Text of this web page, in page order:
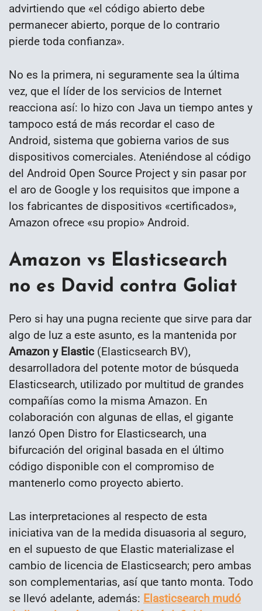
advirtiendo que «el código abierto debe
permanecer abierto, porque de lo contrario
pierde toda confianza».
No es la primera, ni seguramente sea la última
vez, que el líder de los servicios de Internet
reacciona así: lo hizo con Java un tiempo antes y
tampoco está de más recordar el caso de
Android, sistema que gobierna varios de sus
dispositivos comerciales. Ateniéndose al código
del Android Open Source Project y sin pasar por
el aro de Google y los requisitos que impone a
los fabricantes de dispositivos «certificados»,
Amazon ofrece «su propio» Android.
Amazon vs Elasticsearch
no es David contra Goliat
Pero si hay una pugna reciente que sirve para dar
algo de luz a este asunto, es la mantenida por
Amazon y Elastic (Elasticsearch BV),
desarrolladora del potente motor de búsqueda
Elasticsearch, utilizado por multitud de grandes
compañías como la misma Amazon. En
colaboración con algunas de ellas, el gigante
lanzó Open Distro for Elasticsearch, una
bifurcación del original basada en el último
código disponible con el compromiso de
mantenerlo como proyecto abierto.
Las interpretaciones al respecto de esta
iniciativa van de la medida disuasoria al seguro,
en el supuesto de que Elastic materializase el
cambio de licencia de Elasticsearch; pero ambas
son complementarias, así que tanto monta. Todo
se llevó adelante, además: Elasticsearch mudó